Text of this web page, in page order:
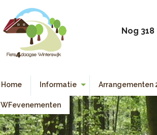
Nog
Home Informatie
Algemene Informatie
Deelnemers Informatie
Arrangementen
WFevenementen